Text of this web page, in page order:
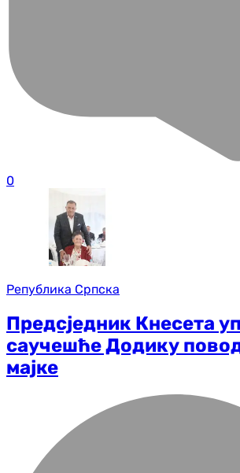
0
Република Српска
Предсједник Кнесета
саучешће Додику
мајке